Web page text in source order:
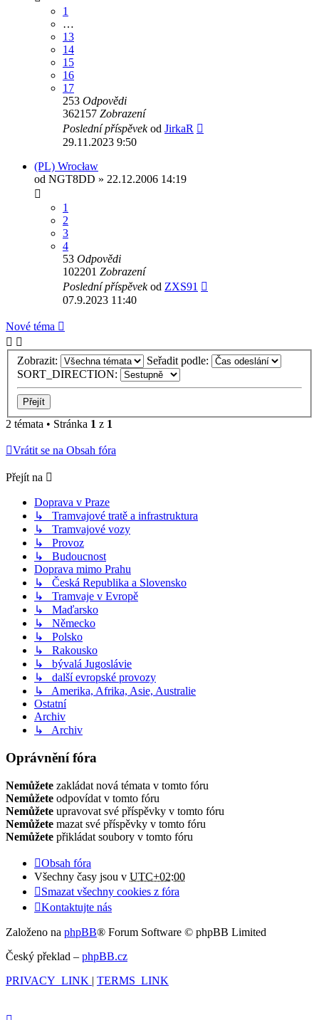
1
…
13
14
15
16
17
253 Odpovědi
362157 Zobrazení
Poslední příspěvekod JirkaR
29.11.2023 9:50
(PL) Wrocław
od NGT8DD » 22.12.2006 14:19
1
2
3
4
53 Odpovědi
102201 Zobrazení
Poslední příspěvekod ZXS91
07.9.2023 11:40
Nové téma
Zobrazit:
Seřadit podle:
SORT_DIRECTION:
2 témata • Stránka 1 z 1
Vrátit se na Obsah fóra
Přejít na
Doprava v Praze
↳ Tramvajové tratě a infrastruktura
↳ Tramvajové vozy
↳ Provoz
↳ Budoucnost
Doprava mimo Prahu
↳ Česká Republika a Slovensko
↳ Tramvaje v Evropě
↳ Maďarsko
↳ Německo
↳ Polsko
↳ Rakousko
↳ bývalá Jugoslávie
↳ další evropské provozy
↳ Amerika, Afrika, Asie, Australie
Ostatní
Archiv
↳ Archiv
Oprávnění fóra
Nemůžete zakládat nová témata v tomto fóru
Nemůžete odpovídat v tomto fóru
Nemůžete upravovat své příspěvky v tomto fóru
Nemůžete mazat své příspěvky v tomto fóru
Nemůžete přikládat soubory v tomto fóru
Obsah fóra
Všechny časy jsou v UTC+02:00
Smazat všechny cookies z fóra
Kontaktujte nás
Založeno na phpBB® Forum Software © phpBB Limited
Český překlad – phpBB.cz
PRIVACY_LINK | TERMS_LINK